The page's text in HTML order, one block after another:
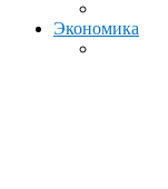
Экономика